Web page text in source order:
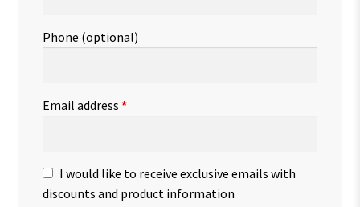
Phone (optional)
Email address *
I would like to receive exclusive emails with
discounts and product information